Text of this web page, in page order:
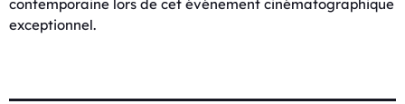
contemporaine lors de cet événement cinématographique
exceptionnel.